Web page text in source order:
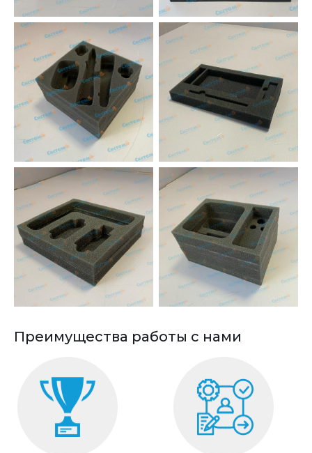
Преимущества работы с нами